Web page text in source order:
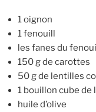
1 oignon
1 fenouill
les fanes du
150 g de carottes
50 g de lentilles
1 bouillon cube de
huile d’olive